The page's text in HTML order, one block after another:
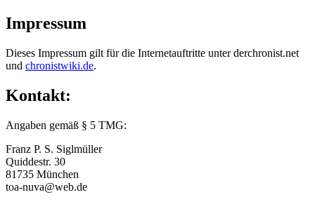
Impressum
Dieses Impressum gilt für die Internetauftritte unter derchronist.net
und chronistwiki.de.
Kontakt:
Angaben gemäß § 5 TMG:
Franz P. S. Siglmüller
Quiddestr. 30
81735 München
toa-nuva@web.de